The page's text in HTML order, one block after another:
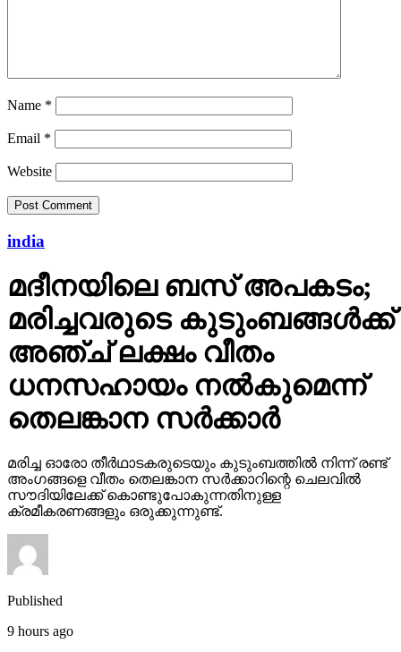
Name *
Email *
Website
india
മദീനയിലെ ബസ് അപകടം;
മരിച്ചവരുടെ കുടുംബങ്ങള്‍ക്ക്
അഞ്ച് ലക്ഷം വീതം
ധനസഹായം നല്‍കുമെന്ന്
തെലങ്കാന സര്‍ക്കാര്‍
മരിച്ച ഓരോ തീര്‍ഥാടകരുടെയും കുടുംബത്തില്‍ നിന്ന് രണ്ട്
അംഗങ്ങളെ വീതം തെലങ്കാന സര്‍ക്കാറിന്റെ ചെലവില്‍
സൗദിയിലേക്ക് കൊണ്ടുപോകുന്നതിനുള്ള
ക്രമീകരണങ്ങളും ഒരുക്കുന്നുണ്ട്.
Published
9 hours ago